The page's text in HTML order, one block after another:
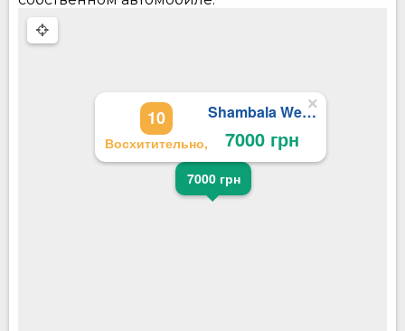
7000 грн
Восхитительно,
10 Shambala Wellness Club - Шамбала
7000 грн
×